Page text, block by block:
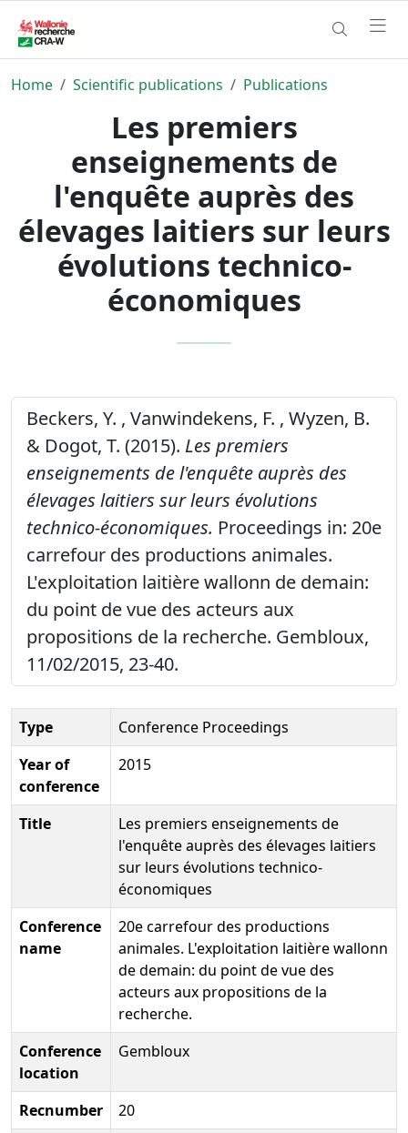
Home Scientific publications Publications
Les premiers
enseignements de
l'enquête auprès des
élevages laitiers sur leurs
évolutions technico-
économiques
Beckers, Y. , Vanwindekens, F. , Wyzen, B.
& Dogot, T. (2015). Les premiers
enseignements de l'enquête auprès des
élevages laitiers sur leurs évolutions
technico-économiques. Proceedings in: 20e
carrefour des productions animales.
L'exploitation laitière wallonn de demain:
du point de vue des acteurs aux
propositions de la recherche. Gembloux,
11/02/2015, 23-40.
Type
Conference Proceedings
Year of
conference
2015
Title
Les premiers enseignements de
l'enquête auprès des élevages laitiers
sur leurs évolutions technico-
économiques
Conference
name
20e carrefour des productions
animales. L'exploitation laitière wallonn
de demain: du point de vue des
acteurs aux propositions de la
recherche.
Conference
location
Gembloux
Recnumber
20